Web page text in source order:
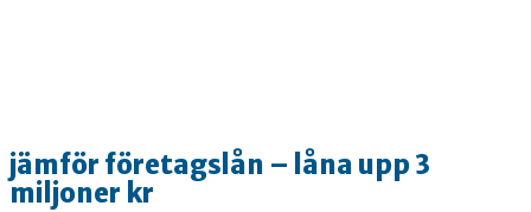
jämför företagslån – låna upp 3
miljoner kr